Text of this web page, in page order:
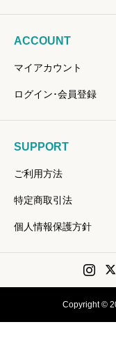
ACCOUNT
マイアカウント
ログイン･会員登録
SUPPORT
ご利用方法
特定商取引法
個人情報保護方針
Copyright ©